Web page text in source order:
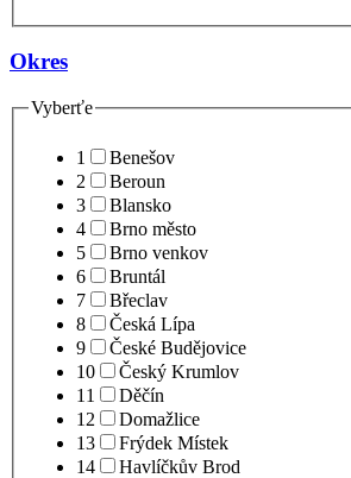
Okres
Vyberťe
1
Benešov
2
Beroun
3
Blansko
4
Brno město
5
Brno venkov
6
Bruntál
7
Břeclav
8
Česká Lípa
9
České Budějovice
10
Český Krumlov
11
Děčín
12
Domažlice
13
Frýdek Místek
14
Havlíčkův Brod